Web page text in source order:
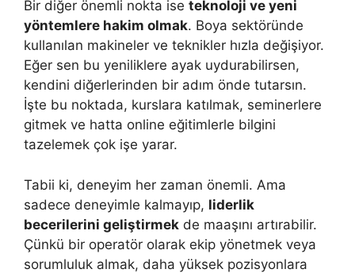
Bir diğer önemli nokta ise teknoloji ve yeni
yöntemlere hakim olmak. Boya sektöründe
kullanılan makineler ve teknikler hızla değişiyor.
Eğer sen bu yeniliklere ayak uydurabilirsen,
kendini diğerlerinden bir adım önde tutarsın.
İşte bu noktada, kurslara katılmak, seminerlere
gitmek ve hatta online eğitimlerle bilgini
tazelemek çok işe yarar.
Tabii ki, deneyim her zaman önemli. Ama
sadece deneyimle kalmayıp, liderlik
becerilerini geliştirmek de maaşını artırabilir.
Çünkü bir operatör olarak ekip yönetmek veya
sorumluluk almak, daha yüksek pozisyonlara